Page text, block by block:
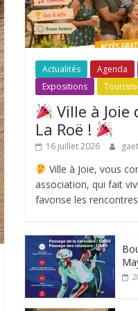
Actualités Agenda
Expositions
Ville à Joie
La Roë !
16 juillet 2026
Ville à Joie, vous
association, qui fait
favorise les